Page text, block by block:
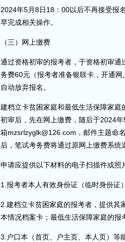
2024年5月8日18：00以后不再接受报
早完成相关操作。
（三）网上缴费
通过资格初审的报考者，于资格初审
务费60元（报考者准备银联卡，开通
自动放弃报名。
建档立卡贫困家庭和最低生活保障家
初审后，先在网上缴费，随后于2024
箱mzsrlzyglk@126.com，邮件主题命
后，笔试考务费将通过原网上缴费系
申请应提供以下材料的电子扫描件或照
1.报考者本人有效身份证（临时身份证
2.建档立卡贫困家庭的报考者，提供其
本情况档案卡；最低生活保障家庭的
3.户口本（首页、户主页、本人页）等